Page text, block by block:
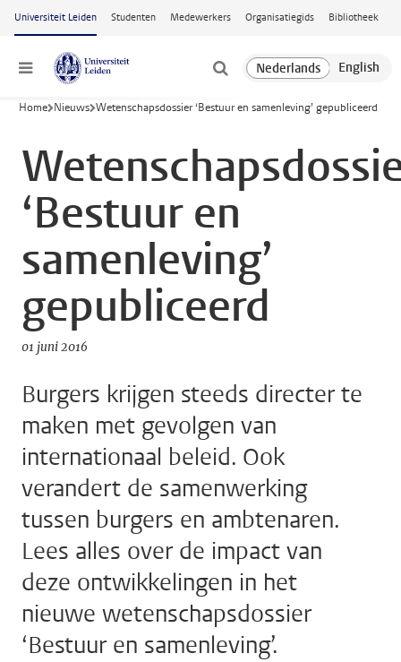
Ga naar hoofdinhoud
Universiteit Leiden Studenten Medewerkers Organisatiegids Bibliotheek
Menu
Home Nieuws Wetenschapsdossier ‘Bestuur en samenleving’ gepubliceerd
‘Bestuur en
samenleving’
gepubliceerd
01 juni 2016
Burgers krijgen steeds directer te
maken met gevolgen van
internationaal beleid. Ook
verandert de samenwerking
tussen burgers en ambtenaren.
Lees alles over de impact van
deze ontwikkelingen in het
nieuwe wetenschapsdossier
‘Bestuur en samenleving’.